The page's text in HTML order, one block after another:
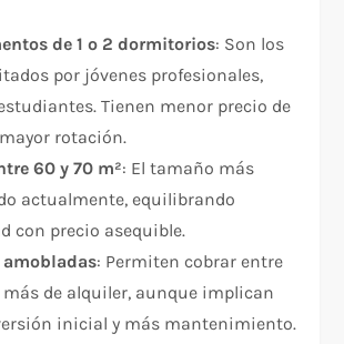
de 1 o 2 dormitorios: Son los
por jóvenes profesionales,
Tienen menor precio de
rotación.
60 y 70 m²: El tamaño más
actualmente, equilibrando
con precio asequible.
amobladas: Permiten cobrar entre
más de alquiler, aunque implican
inicial y más mantenimiento.